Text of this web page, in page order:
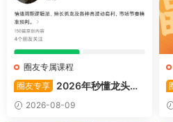
圈友专属课程
圈友专享
2026年秒懂龙头股
001训练营内部课件资料
2026-08-09